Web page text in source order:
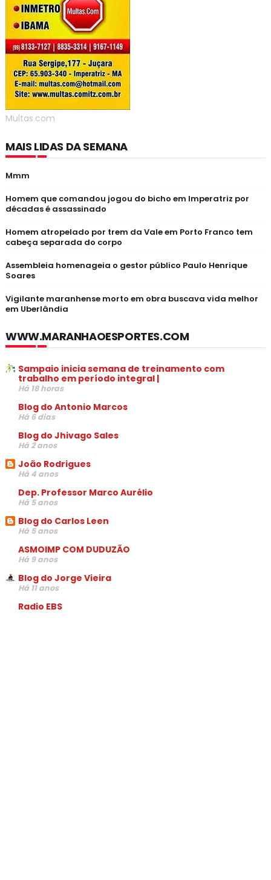
Multas.com
MAIS LIDAS DA SEMANA
Mmm
Homem que comandou jogou do bicho em Imperatriz por
décadas é assassinado
Homem atropelado por trem da Vale em Porto Franco tem
cabeça separada do corpo
Assembleia homenageia o gestor público Paulo Henrique
Soares
Vigilante maranhense morto em obra buscava vida melhor
em Uberlândia
WWW.MARANHAOESPORTES.COM
Sampaio inicia semana de treinamento com
trabalho em período integral |
Há 18 horas
Blog do Antonio Marcos
Há 6 dias
Blog do Jhivago Sales
Há 2 anos
João Rodrigues
Há 4 anos
Dep. Professor Marco Aurélio
Há 5 anos
Blog do Carlos Leen
Há 5 anos
ASMOIMP COM DUDUZÃO
Há 9 anos
Blog do Jorge Vieira
Há 11 anos
Radio EBS